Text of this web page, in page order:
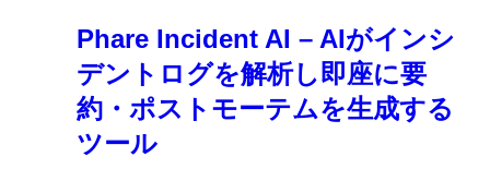
Phare Incident AI – AIがインシ
デントログを解析し即座に要
約・ポストモーテムを生成する
ツール